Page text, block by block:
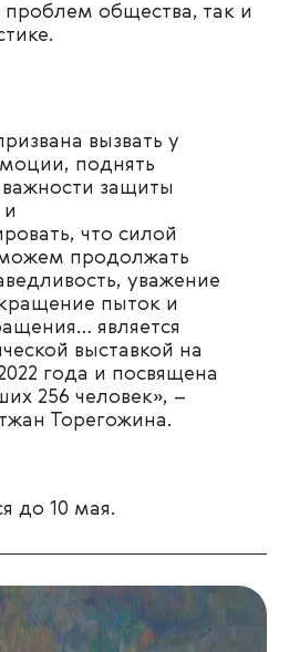
общества, так и
вызвать у
поднять
защиты
и
что силой
продолжать
уважение
пыток и
является
выставкой на
года и посвящена
256 человек», –
Торегожина.
до 10 мая.